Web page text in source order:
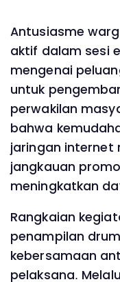
Antusiasme
aktif dalam sesi
mengenai
untuk
perwakilan
bahwa
jaringan internet
jangkauan
meningkatkan
Rangkaian
penampilan
kebersamaan
pelaksana.